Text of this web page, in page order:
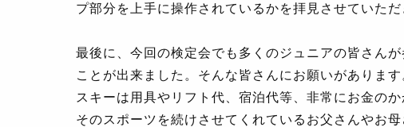
プ部分を上手に操作されているかを拝見させていただ
最後に、今回の検定会でも多くのジュニアの皆さん
ことが出来ました。そんな皆さんにお願いがあります
スキーは用具やリフト代、宿泊代等、非常にお金のか
そのスポーツを続けさせてくれているお父さんやお